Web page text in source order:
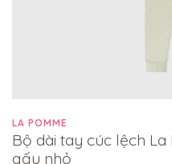
LA POMME
Bộ dài tay cúc lệch
gấu nhỏ